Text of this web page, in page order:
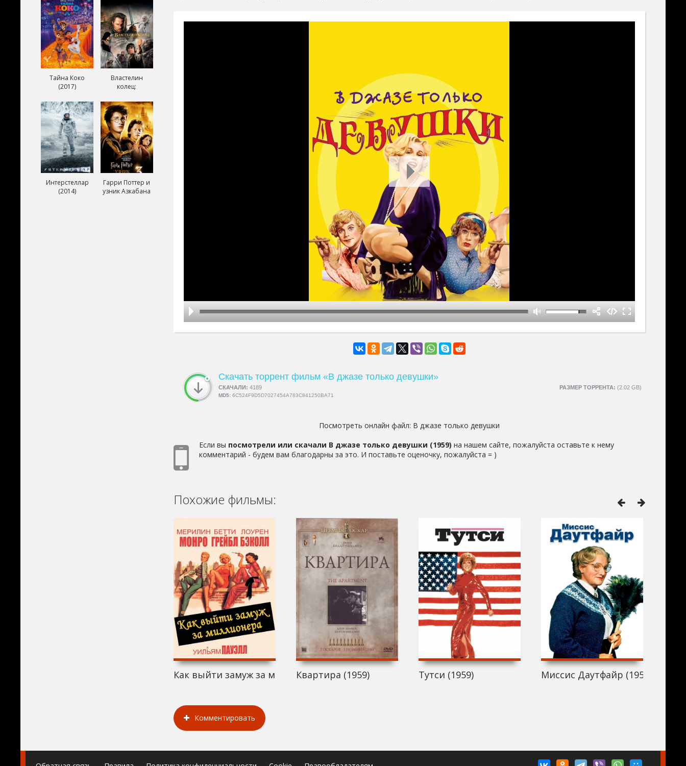
Скачать торрент фильм «В джазе только девушки»
РАЗМЕР ТОРРЕНТА: (2.02 GB)
СКАЧАЛИ: 4189
MD5: 6C524F9D5D7027454A783C841250BA71
Посмотреть онлайн файл: В джазе только девушки
Если вы посмотрели или скачали В джазе только девушки (1959) на нашем сайте, пожалуйста оставьте к нему
комментарий - будем вам благодарны за это. И поставьте оценочку, пожалуйста = )
Похожие фильмы:
Как выйти замуж за миллионера (1959)
Квартира (1959) Тутси (1959) Миссис Даутфайр (1959)
Комментировать
Тайна Коко
(2017)
Властелин
колец:
короля (2003)
Интерстеллар
(2014)
Гарри Поттер и
узник Азкабана